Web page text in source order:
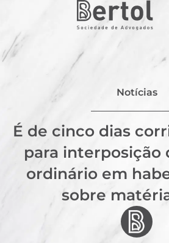
Notícias
É de cinco dias
para interposição
ordinário em
sobre